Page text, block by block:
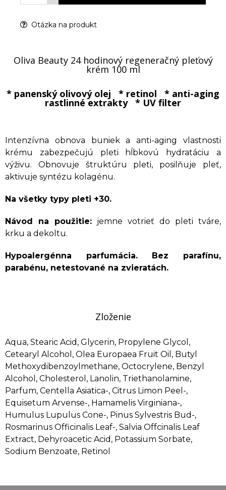
Otázka na produkt
Oliva Beauty 24 hodinový regeneračný pleťový
krém 100 ml
* panenský olivový olej * retinol * anti-aging
rastlinné extrakty * UV filter
Intenzívna obnova buniek a anti-aging vlastnosti
krému zabezpečujú pleti hĺbkovú hydratáciu a
výživu. Obnovuje štruktúru pleti, posilňuje pleť,
aktivuje syntézu kolagénu.
Na všetky typy pleti +30.
Návod na použitie: jemne votrieť do pleti tváre,
krku a dekoltu.
Hypoalergénna parfumácia. Bez parafínu,
parabénu, netestované na zvieratách.
Zloženie
Aqua, Stearic Acid, Glycerin, Propylene Glycol,
Cetearyl Alcohol, Olea Europaea Fruit Oil, Butyl
Methoxydibenzoylmethane, Octocrylene, Benzyl
Alcohol, Cholesterol, Lanolin, Triethanolamine,
Parfum, Centella Asiatica-, Citrus Limon Peel-,
Equisetum Arvense-, Hamamelis Virginiana-,
Humulus Lupulus Cone-, Pinus Sylvestris Bud-,
Rosmarinus Officinalis Leaf-, Salvia Offcinalis Leaf
Extract, Dehyroacetic Acid, Potassium Sorbate,
Sodium Benzoate, Retinol